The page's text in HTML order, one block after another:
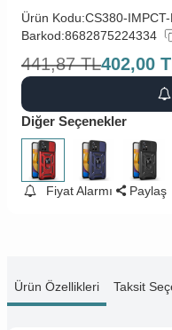
Ürün Kodu:CS380-
Barkod:8682875224334
441,87 TL402,00
Diğer Seçenekler
Fiyat Alarmı Paylaş
Ürün Özellikleri Taksit